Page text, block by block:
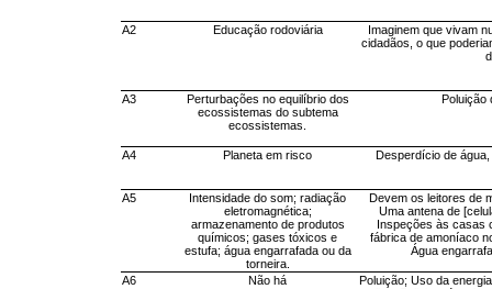
A2 Educação rodoviária
Imaginem que vivam
cidadãos, o que
A3
Perturbações no equilíbrio dos
ecossistemas do subtema
ecossistemas.
Poluição
A4 Planeta em risco Desperdício de
A5
Intensidade do som; radiação
eletromagnética;
armazenamento de produtos
químicos; gases tóxicos e
estufa; água engarrafada ou da
torneira.
Devem os leitores de
Uma antena de
Inspeções às casas
fábrica de amoníaco
Água
A6 Não há
Poluição; Uso da